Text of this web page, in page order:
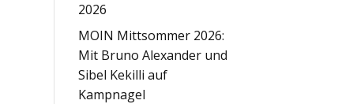
2026
MOIN Mittsommer 2026:
Mit Bruno Alexander und
Sibel Kekilli auf
Kampnagel